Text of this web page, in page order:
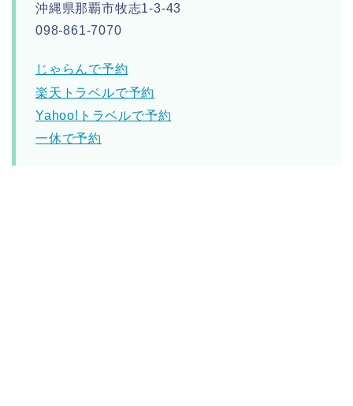
沖縄県那覇市牧志1-3-43
098-861-7070
じゃらんで予約
楽天トラベルで予約
Yahoo!トラベルで予約
一休で予約